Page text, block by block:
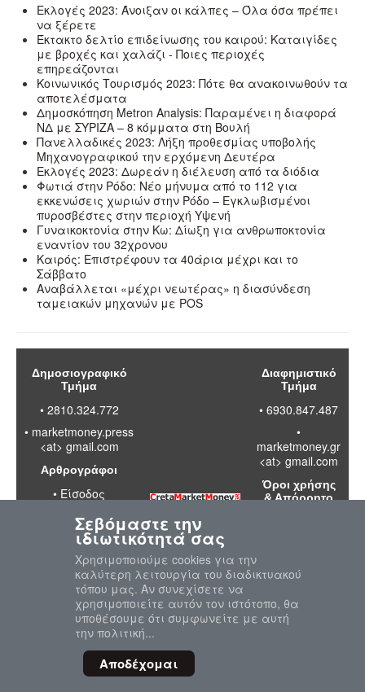
Εκλογές 2023: Άνοιξαν οι κάλπες – Όλα όσα πρέπει
να ξέρετε
Έκτακτο δελτίο επιδείνωσης του καιρού: Καταιγίδες
με βροχές και χαλάζι - Ποιες περιοχές
επηρεάζονται
Κοινωνικός Τουρισμός 2023: Πότε θα ανακοινωθούν τα
αποτελέσματα
Δημοσκόπηση Metron Analysis: Παραμένει η διαφορά
ΝΔ με ΣΥΡΙΖΑ – 8 κόμματα στη Βουλή
Πανελλαδικές 2023: Λήξη προθεσμίας υποβολής
Μηχανογραφικού την ερχόμενη Δευτέρα
Εκλογές 2023: Δωρεάν η διέλευση από τα διόδια
Φωτιά στην Ρόδο: Νέο μήνυμα από το 112 για
εκκενώσεις χωριών στην Ρόδο – Εγκλωβισμένοι
πυροσβέστες στην περιοχή Υψενή
Γυναικοκτονία στην Κω: Δίωξη για ανθρωποκτονία
εναντίον του 32χρονου
Καιρός: Επιστρέφουν τα 40άρια μέχρι και το
Σάββατο
Αναβάλλεται «μέχρι νεωτέρας» η διασύνδεση
ταμειακών μηχανών με POS
Δημοσιογραφικό
Τμήμα
• 2810.324.772
• marketmoney.press
<at> gmail.com
Αρθρογράφοι
• Είσοδος
Διαφημιστικό
Τμήμα
• 6930.847.487
•
marketmoney.gr
<at> gmail.com
Όροι χρήσης
& Απόρρητο
απορρήτου
προσωπικών
δεδομένων
© 2020-2026 MarketMoney.GR
Σεβόμαστε την
ιδιωτικότητά σας
Χρησιμοποιούμε cookies για την
καλύτερη λειτουργία του διαδικτυακού
τόπου μας. Αν συνεχίσετε να
χρησιμοποιείτε αυτόν τον ιστότοπο, θα
υποθέσουμε ότι συμφωνείτε με αυτή
την πολιτική...
Αποδέχομαι